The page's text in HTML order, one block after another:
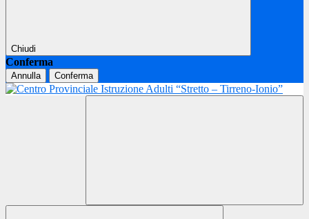
Chiudi
Conferma
Annulla Conferma